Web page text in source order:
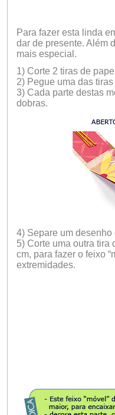
Para fazer esta linda
dar de presente. Além
mais especial.
1) Corte 2 tiras de
2) Pegue uma das
3) Cada parte destas
dobras.
4) Separe um
5) Corte uma outra tira
cm, para fazer o feixo
extremidades.